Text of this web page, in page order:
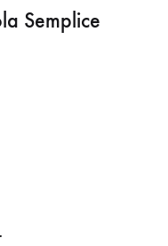
Semplice